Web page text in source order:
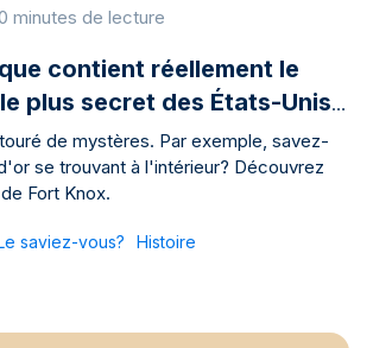
minutes de lecture
contient réellement le
plus secret des États-Unis
de mystères. Par exemple, savez-
se trouvant à l'intérieur? Découvrez
Fort Knox.
saviez-vous? Histoire